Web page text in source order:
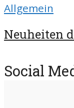
Allgemein
Neuheiten
Social